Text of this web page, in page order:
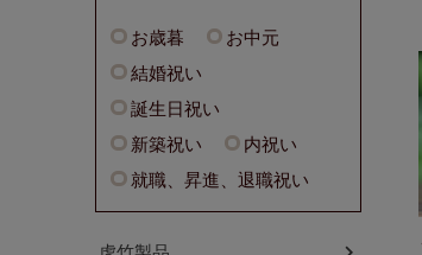
お歳暮
お中元
結婚祝い
誕生日祝い
新築祝い
内祝い
就職、昇進、退職祝い